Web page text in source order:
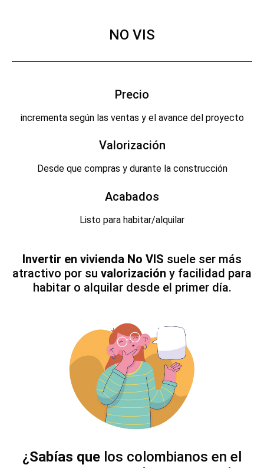
NO VIS
Precio
incrementa según las ventas y el avance del proyecto
Valorización
Desde que compras y durante la construcción
Acabados
Listo para habitar/alquilar
Invertir en vivienda No VIS suele ser más
atractivo por su valorización y facilidad para
habitar o alquilar desde el primer día.
¿Sabías que los colombianos en el